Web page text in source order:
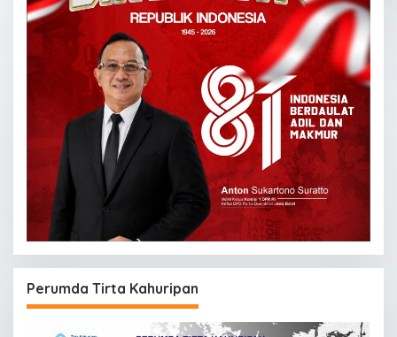
Perumda Tirta Kahuripan